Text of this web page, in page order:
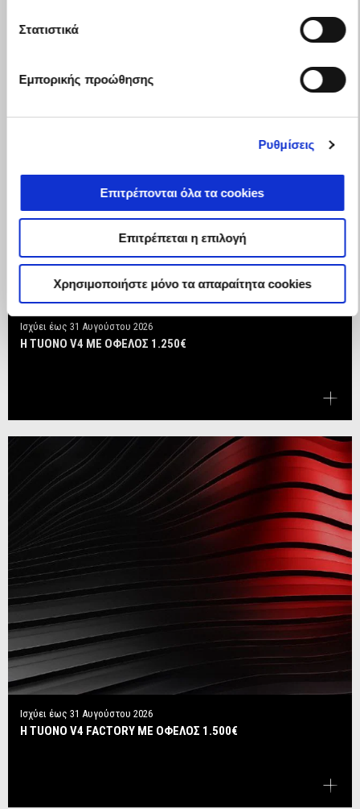
Στατιστικά
Εμπορικής προώθησης
Ρυθμίσεις
Επιτρέπονται όλα τα cookies
Επιτρέπεται η επιλογή
Χρησιμοποιήστε μόνο τα απαραίτητα cookies
Ισχύει έως 31 Αυγούστου 2026
Η TUONO V4 ΜΕ ΟΦΕΛΟΣ 1.250€
Ισχύει έως 31 Αυγούστου 2026
Η TUONO V4 FACTORY ΜΕ ΟΦΕΛΟΣ 1.500€